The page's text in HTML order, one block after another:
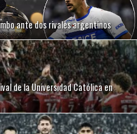
ante dos rivales argentinos
de la Universidad Católica en